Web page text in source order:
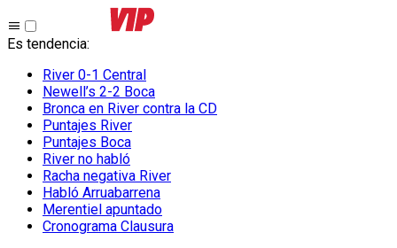
Es tendencia:
River 0-1 Central
Newell’s 2-2 Boca
Bronca en River contra la CD
Puntajes River
Puntajes Boca
River no habló
Racha negativa River
Habló Arruabarrena
Merentiel apuntado
Cronograma Clausura